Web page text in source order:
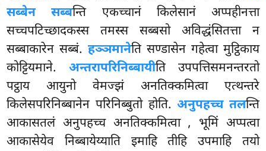
सब्बेन सब्बन्ति एकच्चानं किलेसानं अप्पहीनत्ता
सच्चपटिच्छादकस्स तमस्स सब्बसो अविद्धंसितत्ता न
सब्बाकारेन सब्बं.हञ्ञमानेति सण्डासेन गहेत्वा मुट्ठिकाय
कोट्टियमाने. अन्तरापरिनिब्बायीति उपपत्तिसमनन्तरतो
पट्ठाय आयुनो वेमज्झं अनतिक्कमित्वा एत्थन्तरे
किलेसपरिनिब्बानेन परिनिब्बुतो होति.अनुपहच्च तलन्ति
आकासतलं अनुपहच्च अनतिक्कमित्वा , भूमिं अप्पत्वा
आकासेयेव निब्बायेय्याति इमाहि तीहि उपमाहि तयो